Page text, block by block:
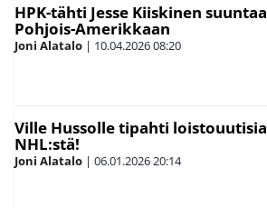
HPK-tähti Jesse Kiiskinen suuntaa
Pohjois-Amerikkaan
Joni Alatalo | 10.04.202608:20
Ville Hussolle tipahti loistouutisia
NHL:stä!
Joni Alatalo | 06.01.202620:14